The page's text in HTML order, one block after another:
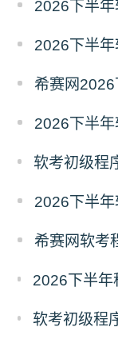
2026下半
2026下半
希赛网
希赛网软考